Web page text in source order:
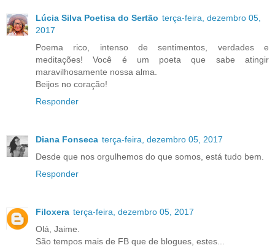
Lúcia Silva Poetisa do Sertão terça-feira, dezembro 05,
2017
Poema rico, intenso de sentimentos, verdades e
meditações! Você é um poeta que sabe atingir
maravilhosamente nossa alma.
Beijos no coração!
Responder
Diana Fonseca terça-feira, dezembro 05, 2017
Desde que nos orgulhemos do que somos, está tudo bem.
Responder
Filoxera terça-feira, dezembro 05, 2017
Olá, Jaime.
São tempos mais de FB que de blogues, estes...